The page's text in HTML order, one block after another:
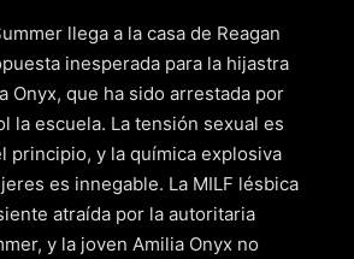
llega a la casa de Reagan
inesperada para la hijastra
Onyx, que ha sido arrestada por
la escuela. La tensión sexual es
principio, y la química explosiva
es innegable. La MILF lésbica
atraída por la autoritaria
y la joven Amilia Onyx no